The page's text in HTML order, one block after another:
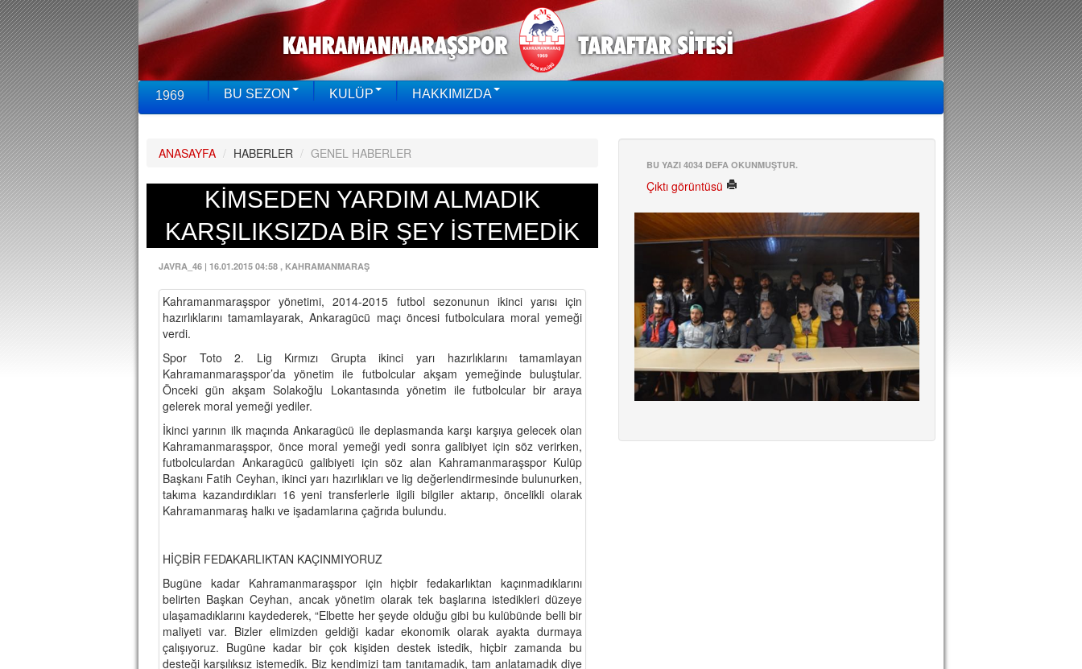
1969 BU SEZON KULÜP HAKKIMIZDA
ANASAYFA / HABERLER / GENEL HABERLER
KİMSEDEN YARDIM ALMADIK
KARŞILIKSIZDA BİR ŞEY İSTEMEDİK
JAVRA_46 | 16.01.2015 04:58 , KAHRAMANMARAŞ
Kahramanmaraşspor yönetimi, 2014-2015 futbol sezonunun ikinci yarısı için
hazırlıklarını tamamlayarak, Ankaragücü maçı öncesi futbolculara moral yemeği
verdi.
Spor Toto 2. Lig Kırmızı Grupta ikinci yarı hazırlıklarını tamamlayan
Kahramanmaraşspor’da yönetim ile futbolcular akşam yemeğinde buluştular.
Önceki gün akşam Solakoğlu Lokantasında yönetim ile futbolcular bir araya
gelerek moral yemeği yediler.
İkinci yarının ilk maçında Ankaragücü ile deplasmanda karşı karşıya gelecek olan
Kahramanmaraşspor, önce moral yemeği yedi sonra galibiyet için söz verirken,
futbolculardan Ankaragücü galibiyeti için söz alan Kahramanmaraşspor Kulüp
Başkanı Fatih Ceyhan, ikinci yarı hazırlıkları ve lig değerlendirmesinde bulunurken,
takıma kazandırdıkları 16 yeni transferlerle ilgili bilgiler aktarıp, öncelikli olarak
Kahramanmaraş halkı ve işadamlarına çağrıda bulundu.
HİÇBİR FEDAKARLIKTAN KAÇINMIYORUZ
Bugüne kadar Kahramanmaraşspor için hiçbir fedakarlıktan kaçınmadıklarını
belirten Başkan Ceyhan, ancak yönetim olarak tek başlarına istedikleri düzeye
ulaşamadıklarını kaydederek, “Elbette her şeyde olduğu gibi bu kulübünde belli bir
maliyeti var. Bizler elimizden geldiği kadar ekonomik olarak ayakta durmaya
çalışıyoruz. Bugüne kadar bir çok kişiden destek istedik, hiçbir zamanda bu
desteği karşılıksız istemedik. Biz kendimizi tam tanıtamadık, tam anlatamadık diye
BU YAZI 4034 DEFA OKUNMUŞTUR.
Çıktı görüntüsü